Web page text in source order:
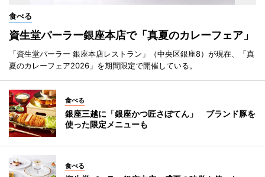
食べる
資生堂パーラー銀座本店で「真夏のカレーフェア」
「資生堂パーラー 銀座本店レストラン」（中央区銀座8）が現在、「真
夏のカレーフェア2026」を期間限定で開催している。
食べる
銀座三越に「銀座かつ匠さぼてん」 ブランド豚を
使った限定メニューも
食べる